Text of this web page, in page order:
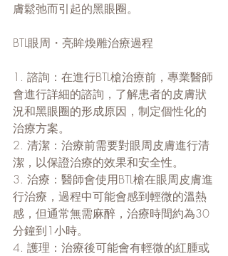
膚鬆弛而引起的黑眼圈。
BTL眼周・亮眸煥雕治療過程
1. 諮詢：在進行BTL槍治療前，專業醫師
會進行詳細的諮詢，了解患者的皮膚狀
況和黑眼圈的形成原因，制定個性化的
治療方案。
2. 清潔：治療前需要對眼周皮膚進行清
潔，以保證治療的效果和安全性。
3. 治療：醫師會使用BTL槍在眼周皮膚進
行治療，過程中可能會感到輕微的溫熱
感，但通常無需麻醉，治療時間約為30
分鐘到1小時。
4. 護理：治療後可能會有輕微的紅腫或